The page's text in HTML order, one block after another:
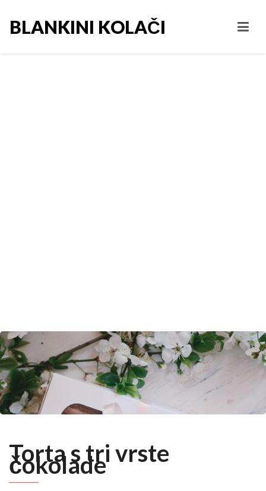
BLANKINI KOLAČI
Torta s tri vrste
čokolade